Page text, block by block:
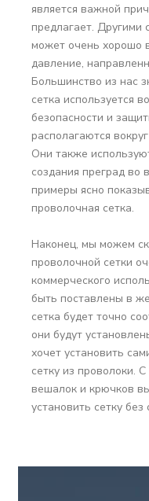
является важной
предлагает. Другими
может очень хорошо
давление,
Большинство из нас
сетка используется
безопасности и
располагаются
Они также
создания преград во
примеры ясно
проволочная сетка.
Наконец, мы можем
проволочной сетки
коммерческого
быть поставлены в
сетка будет точно
они будут
хочет установить
сетку из проволоки.
вешалок и крючков
установить сетку без